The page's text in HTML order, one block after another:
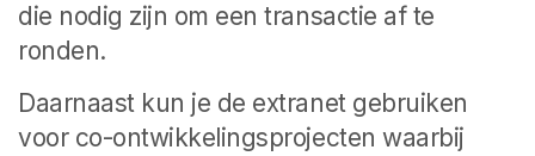
die nodig zijn om een transactie af te
ronden.
Daarnaast kun je de extranet gebruiken
voor co-ontwikkelingsprojecten waarbij